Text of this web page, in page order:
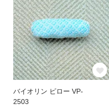
バイオリン ピロー VP-
2503